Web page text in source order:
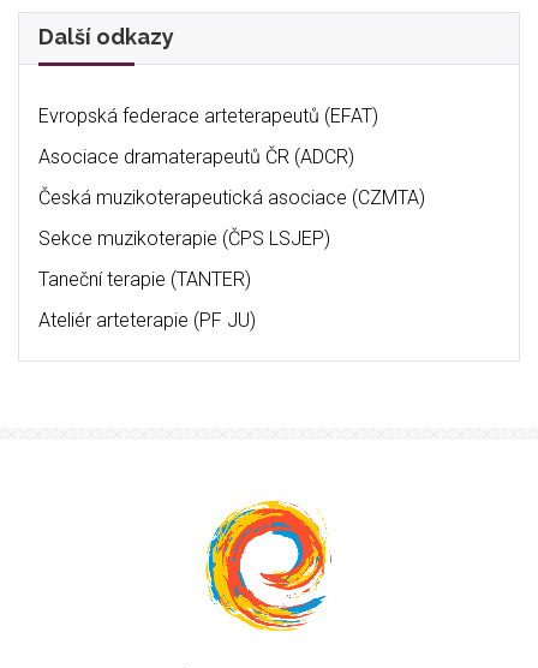
Další odkazy
Evropská federace arteterapeutů (EFAT)
Asociace dramaterapeutů ČR (ADCR)
Česká muzikoterapeutická asociace (CZMTA)
Sekce muzikoterapie (ČPS LSJEP)
Taneční terapie (TANTER)
Ateliér arteterapie (PF JU)